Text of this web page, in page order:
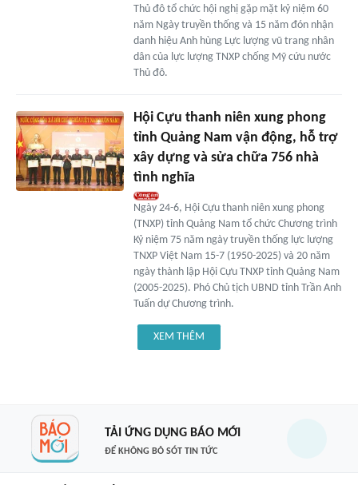
Thủ đô tổ chức hội nghị gặp mặt kỷ niệm 60
năm Ngày truyền thống và 15 năm đón nhận
danh hiệu Anh hùng Lực lượng vũ trang nhân
dân của lực lượng TNXP chống Mỹ cứu nước
Thủ đô.
Hội Cựu thanh niên xung phong
tỉnh Quảng Nam vận động, hỗ trợ
xây dựng và sửa chữa 756 nhà
tình nghĩa
Ngày 24-6, Hội Cựu thanh niên xung phong
(TNXP) tỉnh Quảng Nam tổ chức Chương trình
Kỷ niệm 75 năm ngày truyền thống lực lượng
TNXP Việt Nam 15-7 (1950-2025) và 20 năm
ngày thành lập Hội Cựu TNXP tỉnh Quảng Nam
(2005-2025). Phó Chủ tịch UBND tỉnh Trần Anh
Tuấn dự Chương trình.
XEM THÊM
TẢI ỨNG DỤNG BÁO MỚI
ĐỂ KHÔNG BỎ SÓT TIN TỨC